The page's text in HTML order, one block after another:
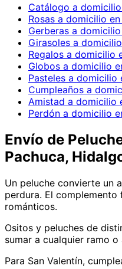
Catálogo a
Rosas a domicilio
Gerberas a
Girasoles a
Regalos a domicilio
Globos a domicilio
Pasteles a domicilio
Cumpleaños a
Amistad a domicilio
Perdón a domicilio
Envío de
Pachuca,
Un peluche convierte un
perdura. El
románticos.
Ositos y peluches de
sumar a cualquier ramo o
Para San Valentín,